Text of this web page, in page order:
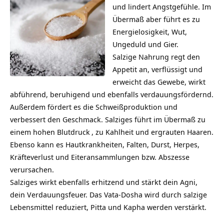
und lindert Angstgefühle. Im
Übermaß aber führt es zu
Energielosigkeit, Wut,
Ungeduld und Gier.
Salzige Nahrung regt den
Appetit an, verflüssigt und
erweicht das Gewebe, wirkt
abführend, beruhigend und ebenfalls verdauungsfördernd.
Außerdem fördert es die Schweißproduktion und
verbessert den Geschmack. Salziges führt im Übermaß zu
einem hohen Blutdruck , zu Kahlheit und ergrauten Haaren.
Ebenso kann es Hautkrankheiten, Falten, Durst, Herpes,
Kräfteverlust und Eiteransammlungen bzw. Abszesse
verursachen.
Salziges wirkt ebenfalls erhitzend und stärkt dein Agni,
dein Verdauungsfeuer. Das Vata-Dosha wird durch salzige
Lebensmittel reduziert, Pitta und Kapha werden verstärkt.